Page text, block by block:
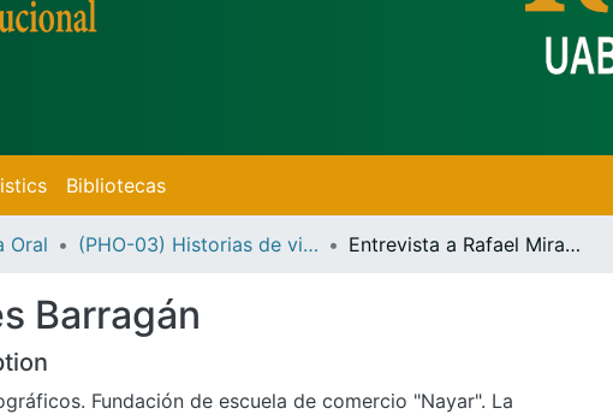
Bibliotecas
Oral (PHO-03) Historias de vida de Ensenada Entrevista a Rafael Miramontes Barragán
Barragán
Fundación de escuela de comercio "Nayar". La